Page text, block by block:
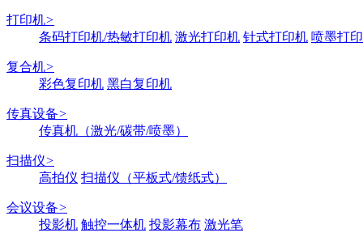
打印机>
条码打印机/热敏打印机 激光打印机 针式打印机 喷墨打
复合机>
彩色复印机 黑白复印机
传真设备>
传真机（激光/碳带/喷墨）
扫描仪>
高拍仪 扫描仪（平板式/馈纸式）
会议设备>
投影机 触控一体机 投影幕布 激光笔